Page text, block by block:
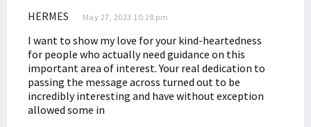
HERMES May 27, 2023 10:28 pm
I want to show my love for your kind-heartedness
for people who actually need guidance on this
important area of interest. Your real dedication to
passing the message across turned out to be
incredibly interesting and have without exception
allowed some in